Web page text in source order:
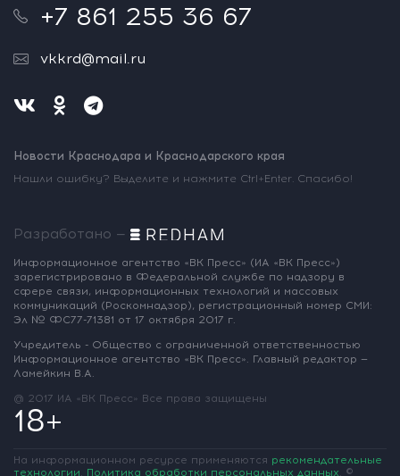
+7 861 255 36 67
vkkrd@mail.ru
Новости Краснодара и Краснодарского края
Нашли ошибку? Выделите и нажмите Ctrl+Enter. Спасибо!
Разработано —
Информационное агентство «ВК Пресс» (ИА «ВК Пресс»)
зарегистрировано в Федеральной службе по надзору в
сфере связи, информационных технологий и массовых
коммуникаций (Роскомнадзор), регистрационный номер СМИ:
Эл № ФС77-71381 от 17 октября 2017 г.
Учредитель - Общество с ограниченной ответственностью
Информационное агентство «ВК Пресс». Главный редактор —
Ламейкин В.А.
@ 2017 ИА «ВК Пресс» Все права защищены
18+
На информационном ресурсе применяются рекомендательные
технологии. Политика обработки персональных данных. ©